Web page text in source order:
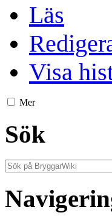
Läs
Visa
Mer
Sök